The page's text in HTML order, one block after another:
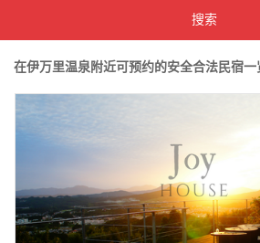
搜索
在伊万里温泉附近可预约的安全合法民宿一